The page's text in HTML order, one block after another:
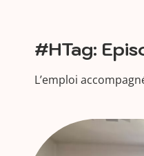
#HTag:
L’emploi